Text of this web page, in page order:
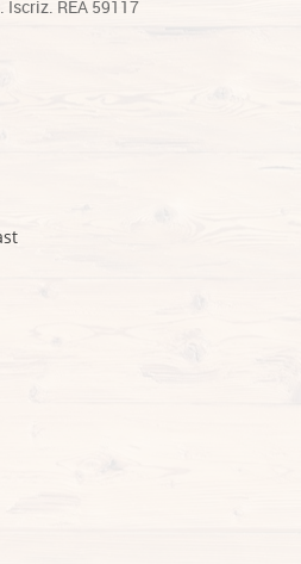
Iscriz. REA 59117